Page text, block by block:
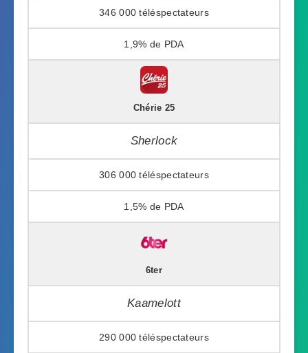
346 000
1,9%
Chérie 25
Sherlock
306 000
1,5%
6ter
Kaamelott
290 000